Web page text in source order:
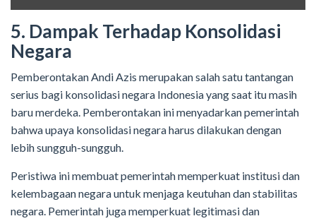
5. Dampak Terhadap Konsolidasi
Negara
Pemberontakan Andi Azis merupakan salah satu tantangan
serius bagi konsolidasi negara Indonesia yang saat itu masih
baru merdeka. Pemberontakan ini menyadarkan pemerintah
bahwa upaya konsolidasi negara harus dilakukan dengan
lebih sungguh-sungguh.
Peristiwa ini membuat pemerintah memperkuat institusi dan
kelembagaan negara untuk menjaga keutuhan dan stabilitas
negara. Pemerintah juga memperkuat legitimasi dan